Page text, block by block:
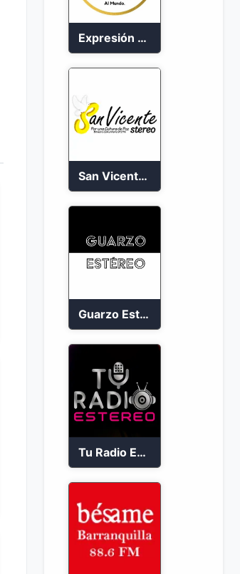
Expresión Colombia Radio en vivo 24/7
San Vicente de Chucuri 91.2 FM
Guarzo Estéreo 24/7
Tu Radio Estéreo 24/7